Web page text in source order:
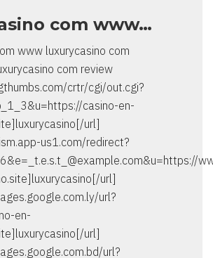
com www…
www luxurycasino com
com review
crtr/cgi/out.cgi?
casino-en-
url]
us1.com/redirect?
&u=https://
url]
url?
en-
url]
url?